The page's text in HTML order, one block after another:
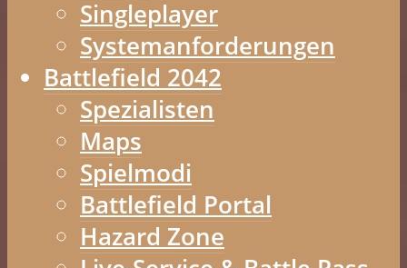
Singleplayer
Systemanforderungen
Battlefield 2042
Spezialisten
Maps
Spielmodi
Battlefield Portal
Hazard Zone